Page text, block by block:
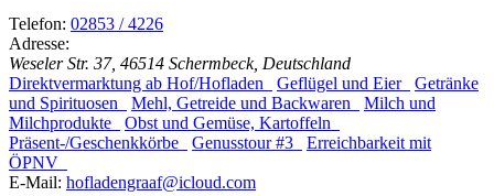
Telefon: 02853 / 4226
Adresse:
Weseler Str. 37, 46514 Schermbeck, Deutschland
Direktvermarktung ab Hof/Hofladen
Geflügel und Eier
Getränke
und Spirituosen
Mehl, Getreide und Backwaren
Milch und
Milchprodukte
Obst und Gemüse, Kartoffeln
Präsent-/Geschenkkörbe
Genusstour #3
Erreichbarkeit mit
ÖPNV
E-Mail: hofladengraaf@icloud.com